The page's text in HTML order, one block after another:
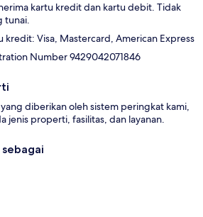
kartu kredit dan kartu debit. Tidak
tunai.
kredit: Visa, Mastercard, American Express
Number 9429042071846
diberikan oleh sistem peringkat kami,
jenis properti, fasilitas, dan layanan.